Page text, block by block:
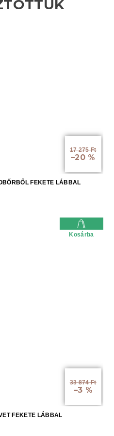
17 275 Ft
–20 %
FEKETE LÁBBAL
Kosárba
33 874 Ft
–3 %
FEKETE LÁBBAL